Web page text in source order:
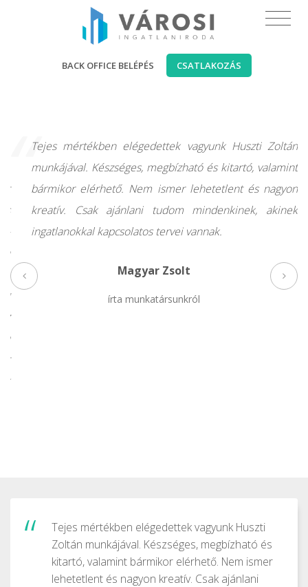
BACK OFFICE BELÉPÉS CSATLAKOZÁS
“
Tejes mértékben elégedettek vagyunk Huszti Zoltán
munkájával. Készséges, megbízható és kitartó, valamint
bármikor elérhető. Nem ismer lehetetlent és nagyon
kreatív. Csak ajánlani tudom mindenkinek, akinek
ingatlanokkal kapcsolatos tervei vannak.
Magyar Zsolt
írta munkatársunkról
Tejes mértékben elégedettek vagyunk Huszti
Zoltán munkájával. Készséges, megbízható és
kitartó, valamint bármikor elérhető. Nem ismer
lehetetlent és nagyon kreatív. Csak ajánlani